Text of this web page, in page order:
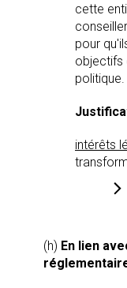
cette
pour
objectifs
politique.
intérêts
(h) En lien